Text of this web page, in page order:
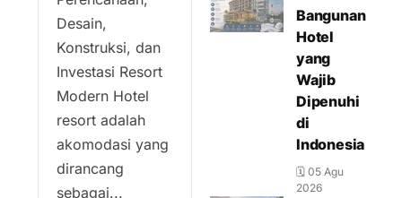
Desain,
Konstruksi, dan
Investasi Resort
Modern Hotel
resort adalah
akomodasi yang
dirancang
sebagai...
Bangunan
Hotel
yang
Wajib
Dipenuhi
di
Indonesia
🗓 05 Agu
2026